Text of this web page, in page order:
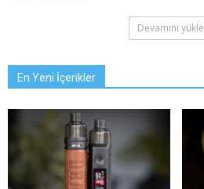
Devamını yükle
En Yeni İçerikler